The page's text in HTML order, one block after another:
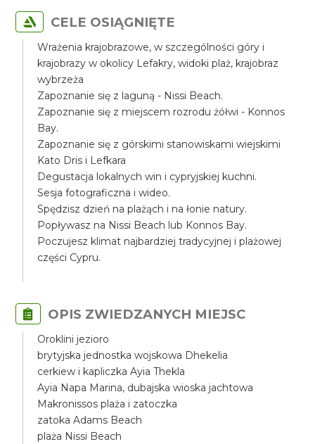
CELE OSIĄGNIĘTE
Wrażenia krajobrazowe, w szczególności góry i
krajobrazy w okolicy Lefakry, widoki plaż, krajobraz
wybrzeża
Zapoznanie się z laguną - Nissi Beach.
Zapoznanie się z miejscem rozrodu żółwi - Konnos
Bay.
Zapoznanie się z górskimi stanowiskami wiejskimi
Kato Dris i Lefkara
Degustacja lokalnych win i cypryjskiej kuchni.
Sesja fotograficzna i wideo.
Spędzisz dzień na plażąch i na łonie natury.
Popływasz na Nissi Beach lub Konnos Bay.
Poczujesz klimat najbardziej tradycyjnej i plażowej
części Cypru.
OPIS ZWIEDZANYCH MIEJSC
Oroklini jezioro
brytyjska jednostka wojskowa Dhekelia
cerkiew i kapliczka Ayia Thekla
Ayia Napa Marina, dubajska wioska jachtowa
Makronissos plaża i zatoczka
zatoka Adams Beach
plaża Nissi Beach